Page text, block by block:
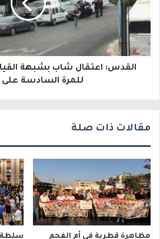
ر
و
القدس: اعتقال شاب بشبهة
للمرة السادسة على
مقالات ذات صلة
مظاهرة قطرية في أم الفحم سلطة